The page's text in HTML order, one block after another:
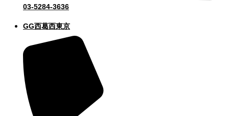
03-5284-3636
GG西葛西東京